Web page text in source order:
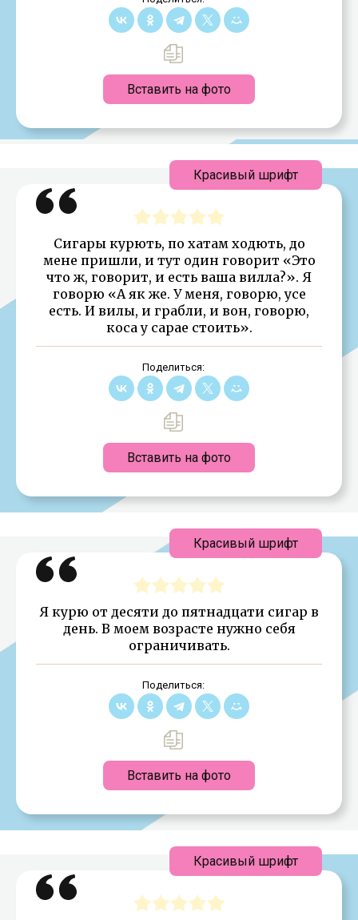
Вставить на фото
Сигары курють, по хатам ходють, до
мене пришли, и тут один говорит «Это
что ж, говорит, и есть ваша вилла?». Я
говорю «А як же. У меня, говорю, усе
есть. И вилы, и грабли, и вон, говорю,
коса у сарае стоить».
Поделиться:
Вставить на фото
Красивый шрифт
Я курю от десяти до пятнадцати сигар в
день. В моем возрасте нужно себя
ограничивать.
Поделиться:
Вставить на фото
Красивый шрифт
Красивый шрифт